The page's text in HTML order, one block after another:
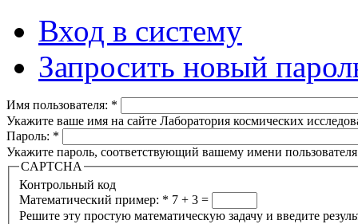
Вход в систему
Запросить новый
Имя пользователя: *
Укажите ваше имя на сайте Лаборатория космических
Пароль: *
Укажите пароль, соответствующий вашему имени
CAPTCHA
Контрольный код
Математический пример: * 7 + 3 =
Решите эту простую математическую задачу и введите